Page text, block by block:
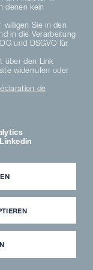
MEDIA
denen kein
willigen Sie in den
in die Verarbeitung
und DSGVO für
über den Link
widerrufen oder
de